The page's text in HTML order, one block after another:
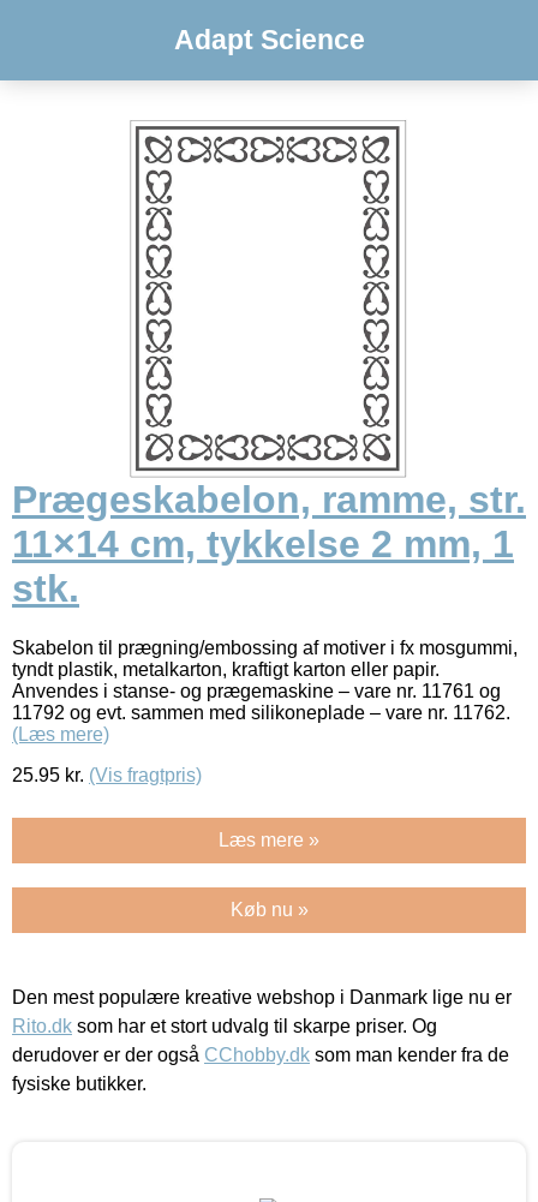
Adapt Science
Prægeskabelon, ramme, str.
11×14 cm, tykkelse 2 mm, 1
stk.
Skabelon til prægning/embossing af motiver i fx mosgummi,
tyndt plastik, metalkarton, kraftigt karton eller papir.
Anvendes i stanse- og prægemaskine – vare nr. 11761 og
11792 og evt. sammen med silikoneplade – vare nr. 11762.
(Læs mere)
25.95 kr. (Vis fragtpris)
Læs mere »
Køb nu »
Den mest populære kreative webshop i Danmark lige nu er
Rito.dk som har et stort udvalg til skarpe priser. Og
derudover er der også CChobby.dk som man kender fra de
fysiske butikker.